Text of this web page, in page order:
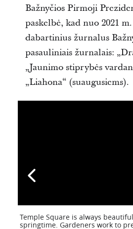
Bažnyčios Pirmoji
paskelbė, kad nuo 2021
dabartinius žurnalus
pasauliniais žurnalais:
„Jaunimo stiprybės
„Liahona“ (suaugusiems).
Temple Square is always
springtime. Gardeners work to